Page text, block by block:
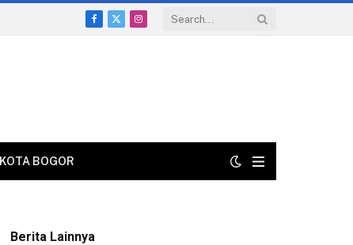
Facebook
X
Instagram
KOTA BOGOR
Berita Lainnya